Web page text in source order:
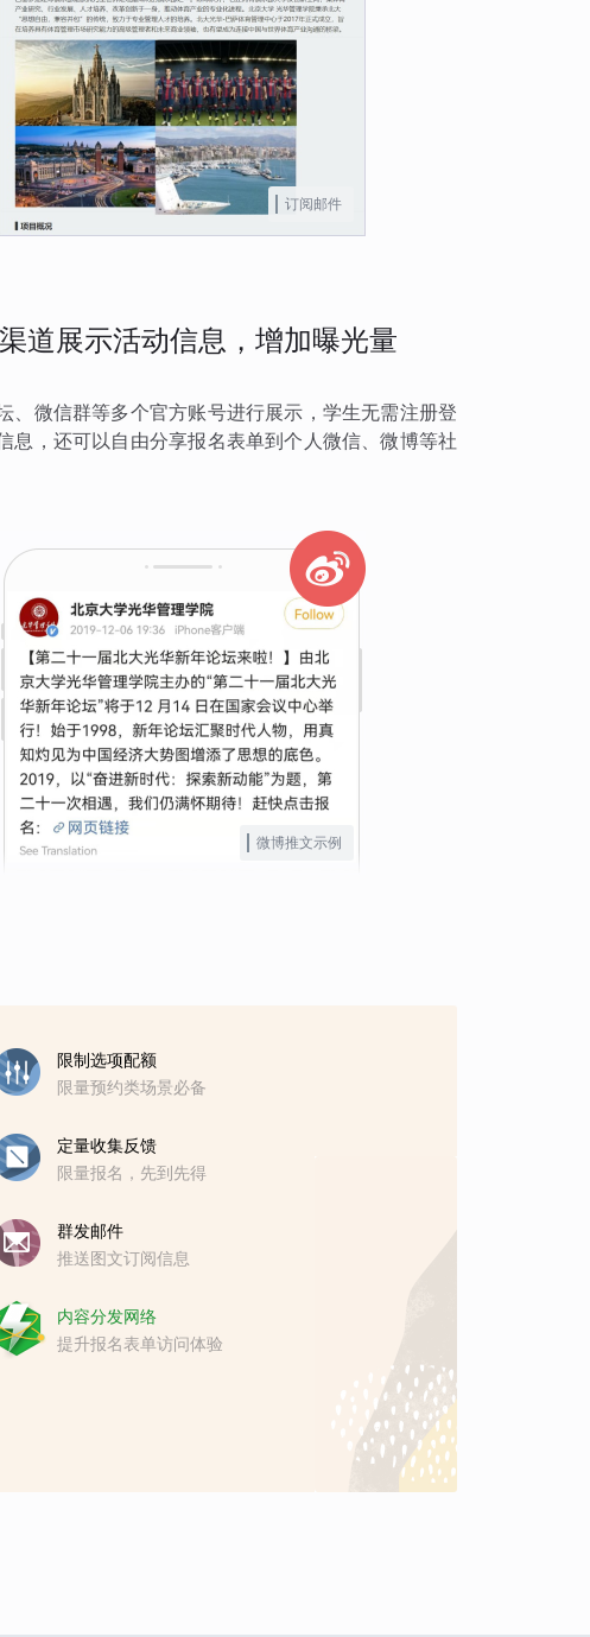
订阅邮件
道展示活动信息，增加曝光量
微信群等多个官方账号进行展示，学生无需注册登
，还可以自由分享报名表单到个人微信、微博等社
微博推文示例
限制选项配额
限量预约类场景必备
定量收集反馈
限量报名，先到先得
群发邮件
推送图文订阅信息
内容分发网络
提升报名表单访问体验